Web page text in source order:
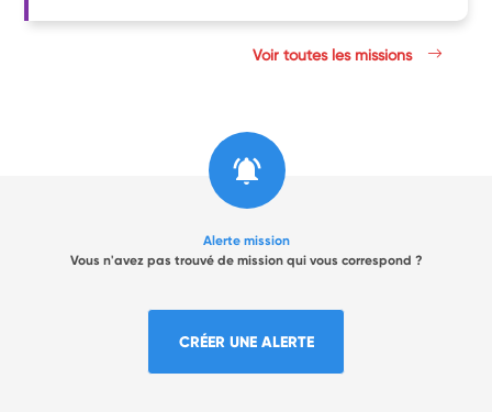
Voir toutes les missions
Alerte mission
Vous n'avez pas trouvé de mission qui vous correspond ?
CRÉER UNE ALERTE